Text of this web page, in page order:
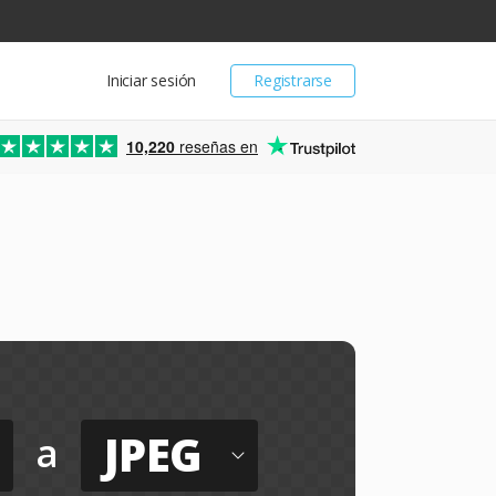
Registrarse
Iniciar sesión
10,220 reseñas en
a JPEG